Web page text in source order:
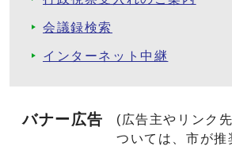
会議録検索
インターネット中継
バナー広告
(広告主やリンク
ついては、市が推